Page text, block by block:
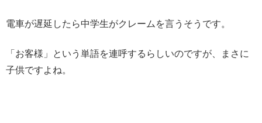
電車が遅延したら中学生がクレームを言うそうです。
「お客様」という単語を連呼するらしいのですが、まさに
子供ですよね。